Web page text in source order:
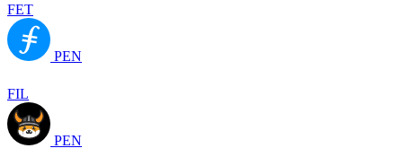
FET
PEN
FIL
PEN